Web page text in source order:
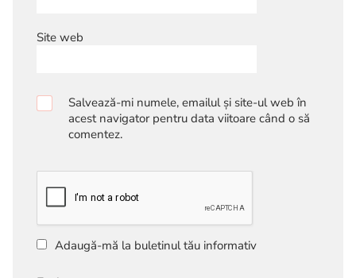
Site web
Salvează-mi numele, emailul și site-ul web în
acest navigator pentru data viitoare când o să
comentez.
Adaugă-mă la buletinul tău informativ